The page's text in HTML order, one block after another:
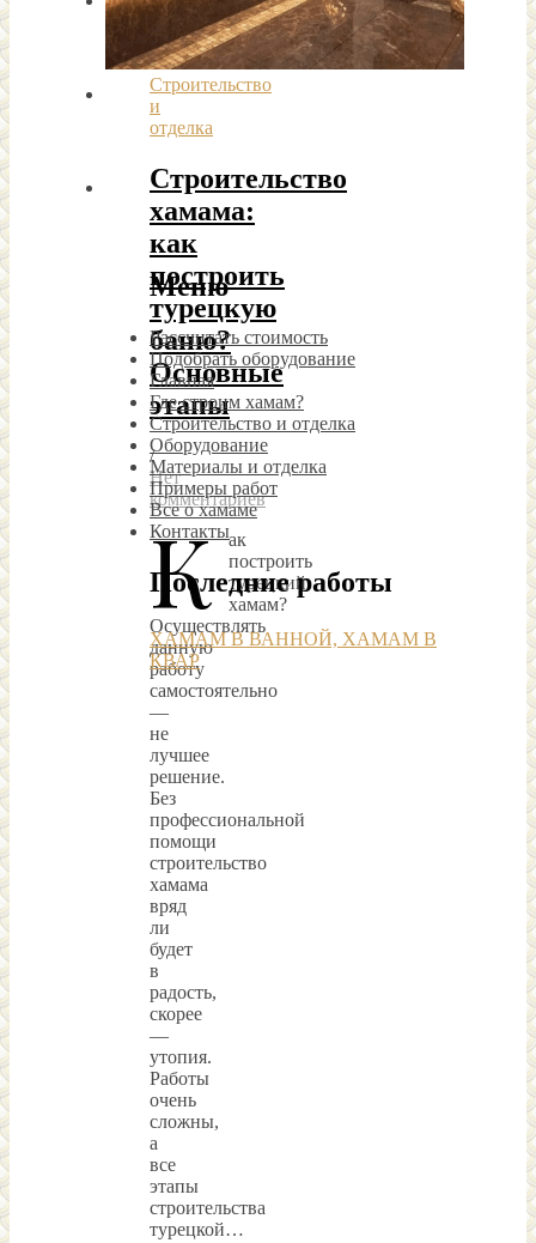
Строительство
и
отделка
Строительство
хамама:
как
построить
турецкую
баню?
Основные
этапы
/
Нет
комментариев
К
ак
построить
турецкий
хамам?
Осуществлять
данную
работу
самостоятельно
—
не
лучшее
решение.
Без
профессиональной
помощи
строительство
хамама
вряд
ли
будет
в
радость,
скорее
—
утопия.
Работы
очень
сложны,
а
все
этапы
строительства
турецкой…
Меню
Рассчитать стоимость
Подобрать оборудование
Главная
Где строим хамам?
Строительство и отделка
Оборудование
Материалы и отделка
Примеры работ
Все о хамаме
Контакты
Последние работы
ХАМАМ В ВАННОЙ, ХАМАМ В
КВАР